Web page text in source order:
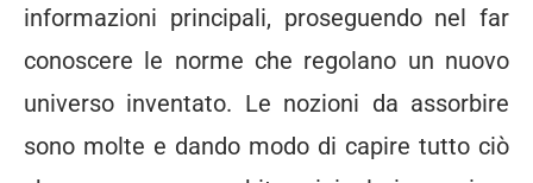
informazioni principali, proseguendo nel far
conoscere le norme che regolano un nuovo
universo inventato. Le nozioni da assorbire
sono molte e dando modo di capire tutto ciò